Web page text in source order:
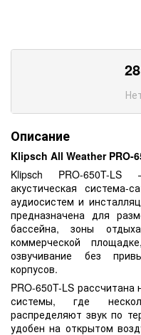
Описание
Klipsch All Weather PRO-
Klipsch PRO-650T-LS
акустическая система-
аудиосистем и
предназначена для
бассейна, зоны
коммерческой
озвучивание без
корпусов.
PRO-650T-LS
системы, где
распределяют звук по
удобен на открытом